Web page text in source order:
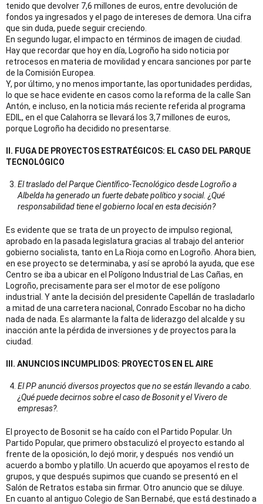
tenido que devolver 7,6 millones de euros, entre devolución de
fondos ya ingresados y el pago de intereses de demora. Una cifra
que sin duda, puede seguir creciendo.
En segundo lugar, el impacto en términos de imagen de ciudad.
Hay que recordar que hoy en día, Logroño ha sido noticia por
retrocesos en materia de movilidad y encara sanciones por parte
de la Comisión Europea.
Y, por último, y no menos importante, las oportunidades perdidas,
lo que se hace evidente en casos como la reforma de la calle San
Antón, e incluso, en la noticia más reciente referida al programa
EDIL, en el que Calahorra se llevará los 3,7 millones de euros,
porque Logroño ha decidido no presentarse.
II. FUGA DE PROYECTOS ESTRATÉGICOS: EL CASO DEL PARQUE
TECNOLÓGICO
El traslado del Parque Científico-Tecnológico desde Logroño a
Albelda ha generado un fuerte debate político y social. ¿Qué
responsabilidad tiene el gobierno local en esta decisión?
Es evidente que se trata de un proyecto de impulso regional,
aprobado en la pasada legislatura gracias al trabajo del anterior
gobierno socialista, tanto en La Rioja como en Logroño. Ahora bien,
en ese proyecto se determinaba, y así se aprobó la ayuda, que ese
Centro se iba a ubicar en el Polígono Industrial de Las Cañas, en
Logroño, precisamente para ser el motor de ese polígono
industrial. Y ante la decisión del presidente Capellán de trasladarlo
a mitad de una carretera nacional, Conrado Escobar no ha dicho
nada de nada. Es alarmante la falta de liderazgo del alcalde y su
inacción ante la pérdida de inversiones y de proyectos para la
ciudad.
III. ANUNCIOS INCUMPLIDOS: PROYECTOS EN EL AIRE
El PP anunció diversos proyectos que no se están llevando a cabo.
¿Qué puede decirnos sobre el caso de Bosonit y el Vivero de
empresas?.
El proyecto de Bosonit se ha caído con el Partido Popular. Un
Partido Popular, que primero obstaculizó el proyecto estando al
frente de la oposición, lo dejó morir, y después nos vendió un
acuerdo a bombo y platillo. Un acuerdo que apoyamos el resto de
grupos, y que después supimos que cuando se presentó en el
Salón de Retratos estaba sin firmar. Otro anuncio que se diluye.
En cuanto al antiguo Colegio de San Bernabé, que está destinado a